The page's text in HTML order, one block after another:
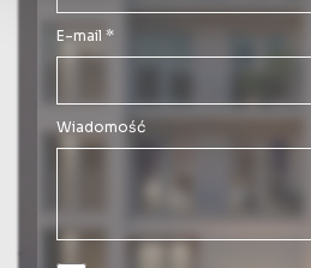
E-mail *
Wiadomość